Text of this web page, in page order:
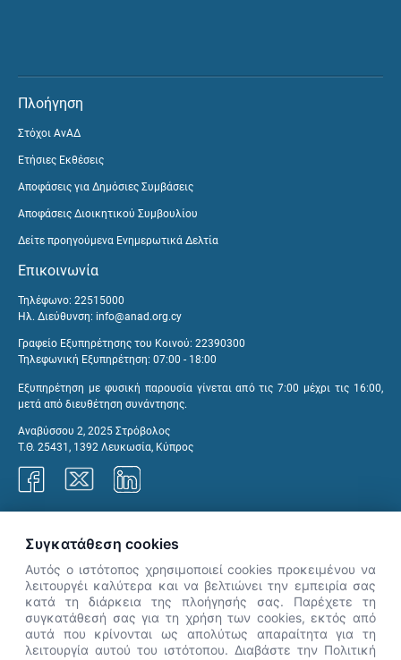
Πλοήγηση
Στόχοι ΑνΑΔ
Ετήσιες Εκθέσεις
Αποφάσεις για Δημόσιες Συμβάσεις
Αποφάσεις Διοικητικού Συμβουλίου
Δείτε προηγούμενα Ενημερωτικά Δελτία
Επικοινωνία
Τηλέφωνο: 22515000
Ηλ. Διεύθυνση: info@anad.org.cy
Γραφείο Εξυπηρέτησης του Κοινού: 22390300
Τηλεφωνική Εξυπηρέτηση: 07:00 - 18:00
Εξυπηρέτηση με φυσική παρουσία γίνεται από τις 7:00 μέχρι τις 16:00,
μετά από διευθέτηση συνάντησης.
Αναβύσσου 2, 2025 Στρόβολος
Τ.Θ. 25431, 1392 Λευκωσία, Κύπρος
👋 Καλώς ήρθες! Είμαι η Νόησις.
Πες μου πώς μπορώ να σε βοηθήσω
Συγκατάθεση cookies
Αυτός ο ιστότοπος χρησιμοποιεί cookies προκειμένου να
λειτουργέι καλύτερα και να βελτιώνει την εμπειρία σας
κατά τη διάρκεια της πλοήγησής σας. Παρέχετε τη
συγκατάθεσή σας για τη χρήση των cookies, εκτός από
αυτά που κρίνονται ως απολύτως απαραίτητα για τη
λειτουργία αυτού του ιστότοπου. Διαβάστε την Πολιτική